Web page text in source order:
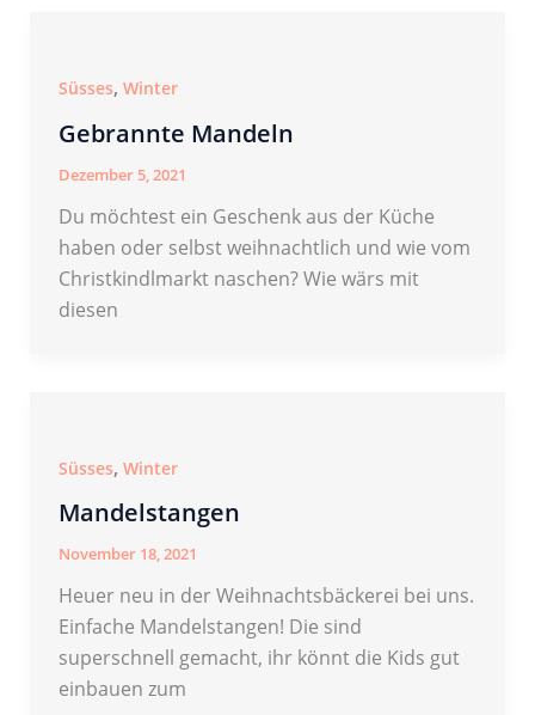
Süsses, Winter
Gebrannte Mandeln
Dezember 5, 2021
Du möchtest ein Geschenk aus der Küche
haben oder selbst weihnachtlich und wie vom
Christkindlmarkt naschen? Wie wärs mit
diesen
Süsses, Winter
Mandelstangen
November 18, 2021
Heuer neu in der Weihnachtsbäckerei bei uns.
Einfache Mandelstangen! Die sind
superschnell gemacht, ihr könnt die Kids gut
einbauen zum